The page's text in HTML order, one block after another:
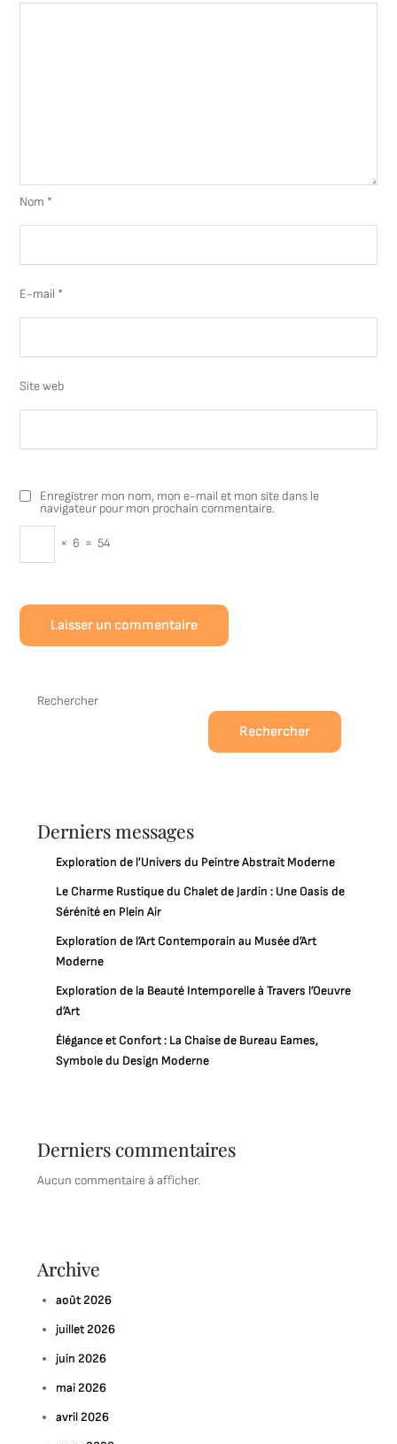
Nom *
E-mail *
Site web
Enregistrer mon nom, mon e-mail et mon site dans le
navigateur pour mon prochain commentaire.
× 6 = 54
Rechercher
Rechercher
Derniers messages
Exploration de l’Univers du Peintre Abstrait Moderne
Le Charme Rustique du Chalet de Jardin : Une Oasis de
Sérénité en Plein Air
Exploration de l’Art Contemporain au Musée d’Art
Moderne
Exploration de la Beauté Intemporelle à Travers l’Oeuvre
d’Art
Élégance et Confort : La Chaise de Bureau Eames,
Symbole du Design Moderne
Derniers commentaires
Aucun commentaire à afficher.
Archive
août 2026
juillet 2026
juin 2026
mai 2026
avril 2026